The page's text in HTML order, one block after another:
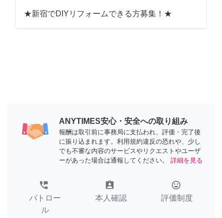
★新宿でDIYリフォームできる方募集！★
ANYTIMES安心・安全への取り組み
報酬は取引前に事務局に支払われ、評価・完了後
に振り込まれます。利用規約違反の恐れや、少し
でも不審な内容のサービスやリクエストやユーザ
ーがあった場合は通報してください。
詳細を見る
perm_phone_msg
パトロー
ル
assignment_ind
本人確認
tag_faces
評価制度